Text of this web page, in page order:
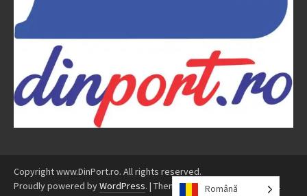
Copyright www.DinPort.ro. All rights reserved.
Proudly powered byWordPress. | Theme: Awaken byThemezHut .
Română